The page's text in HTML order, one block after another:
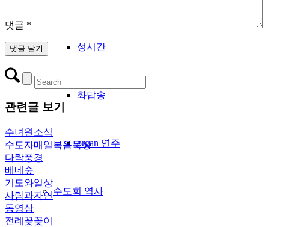
성시간
화답송
organ 연주
수도회 역사
댓글 *
관련글 보기
수녀원소식
수도자매일복음묵상
다락풍경
베네숲
기도와일상
사람과자연
동영상
전례꽃꽃이